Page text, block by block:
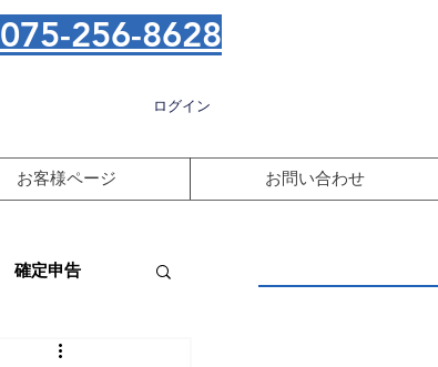
075-256-8628
ログイン
お客様ページ お問い合わせ
確定申告